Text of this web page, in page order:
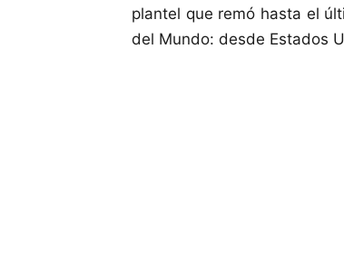
plantel que remó hasta el
del Mundo: desde Estados